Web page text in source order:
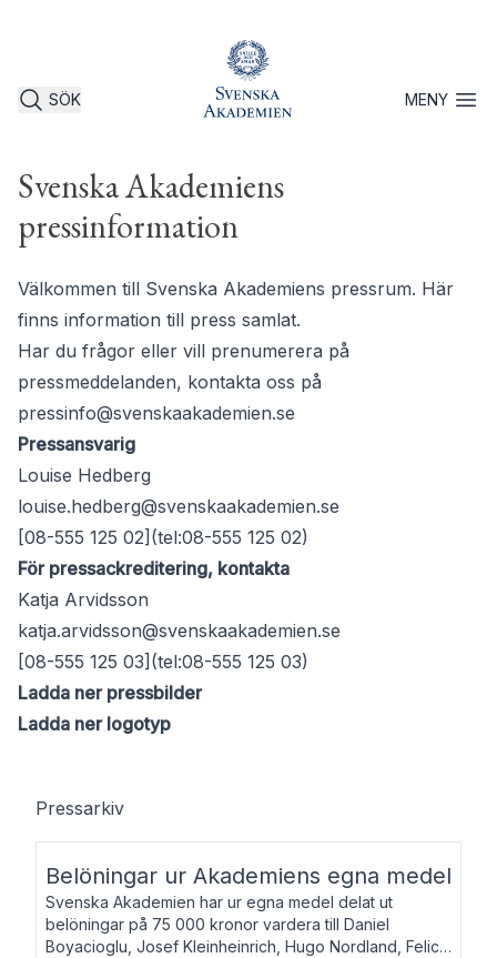
SÖK MENYÖppna
Svenska Akademiens
pressinformation
Välkommen till Svenska Akademiens pressrum. Här
finns information till press samlat.
Har du frågor eller vill prenumerera på
pressmeddelanden, kontakta oss på
pressinfo@svenskaakademien.se
Pressansvarig
Louise Hedberg
louise.hedberg@svenskaakademien.se
[08-555 125 02](tel:08-555 125 02)
För pressackreditering, kontakta
Katja Arvidsson
katja.arvidsson@svenskaakademien.se
[08-555 125 03](tel:08-555 125 03)
Ladda ner pressbilder
Ladda ner logotyp
Pressarkiv
Belöningar ur Akademiens egna medel
Svenska Akademien har ur egna medel delat ut
belöningar på 75 000 kronor vardera till Daniel
Boyacioglu, Josef Kleinheinrich, Hugo Nordland, Felicia